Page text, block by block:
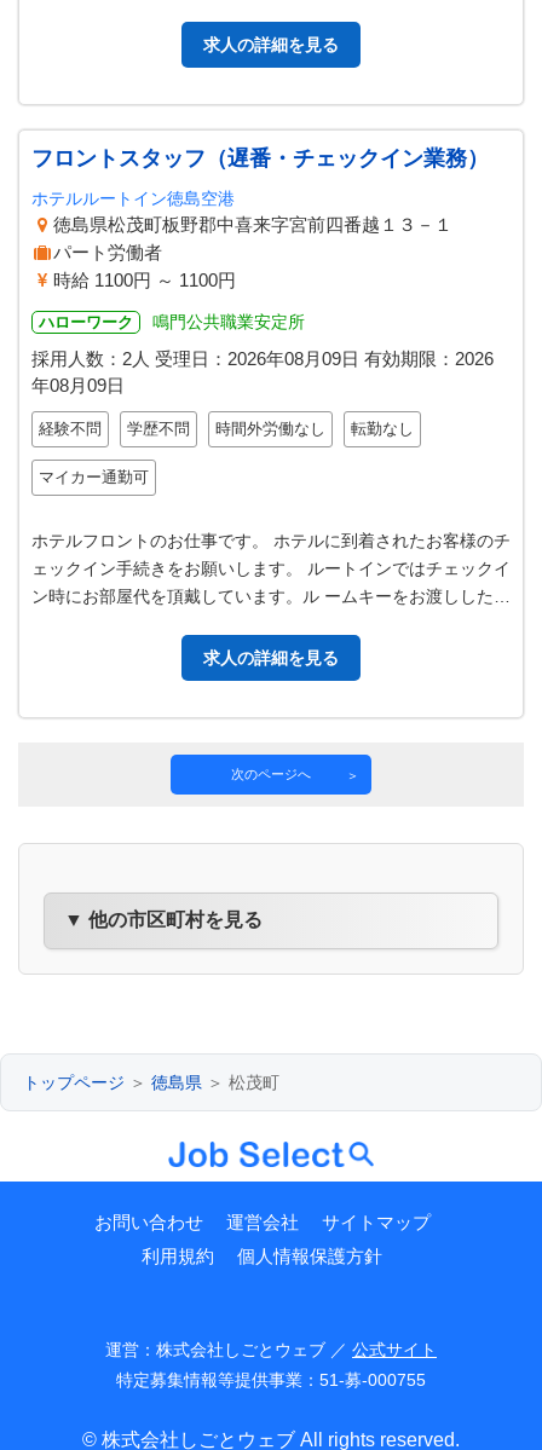
求人の詳細を見る
フロントスタッフ（遅番・チェックイン業務）
ホテルルートイン徳島空港
徳島県松茂町板野郡中喜来字宮前四番越１３－１
パート労働者
時給 1100円 ～ 1100円
ハローワーク 鳴門公共職業安定所
採用人数：2人 受理日： 2026年08月09日 有効期限： 2026
年08月09日
経験不問 学歴不問 時間外労働なし 転勤なし
マイカー通勤可
ホテルフロントのお仕事です。 ホテルに到着されたお客様のチ
ェックイン手続きをお願いします。 ルートインではチェックイ
ン時にお部屋代を頂戴しています。ル ームキーをお渡ししたら
求人の詳細を見る
次のページへ
▼ 他の市区町村を見る
トップページ ＞ 徳島県 ＞ 松茂町
お問い合わせ 運営会社
サイトマップ
利用規約
個人情報保護方針
運営：株式会社しごとウェブ ／ 公式サイト
特定募集情報等提供事業：51-募-000755
© 株式会社しごとウェブ All rights reserved.